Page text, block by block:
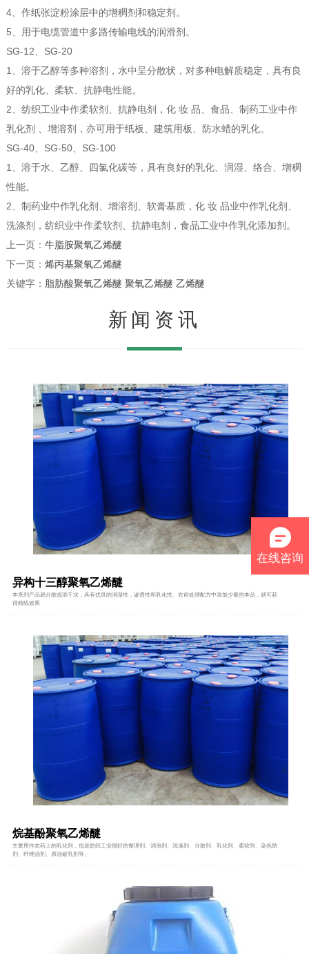
4、作纸张淀粉涂层中的增稠剂和稳定剂。
5、用于电缆管道中多路传输电线的润滑剂。
SG-12、SG-20
1、溶于乙醇等多种溶剂，水中呈分散状，对多种电解质稳定，具有良
好的乳化、柔软、抗静电性能。
2、纺织工业中作柔软剂、抗静电剂，化 妆 品、食品、制药工业中作
乳化剂 、增溶剂，亦可用于纸板、建筑用板、防水蜡的乳化。
SG-40、SG-50、SG-100
1、溶于水、乙醇、四氯化碳等，具有良好的乳化、润湿、络合、增稠
性能。
2、制药业中作乳化剂、增溶剂、软膏基质，化 妆 品业中作乳化剂、
洗涤剂，纺织业中作柔软剂、抗静电剂，食品工业中作乳化添加剂。
上一页： 牛脂胺聚氧乙烯醚
下一页： 烯丙基聚氧乙烯醚
关键字： 脂肪酸聚氧乙烯醚 聚氧乙烯醚 乙烯醚
新闻资讯
异构十三醇聚氧乙烯醚
本系列产品易分散或溶于水，具有优良的润湿性，渗透性和乳化性。在前处理配方中添加少量的本品，就可获
得精练效果
烷基酚聚氧乙烯醚
主要用作农药上的乳化剂，也是纺织工业很好的整理剂、消泡剂、洗涤剂、分散剂、乳化剂、柔软剂、染色助
剂、纤维油剂、原油破乳剂等。
在线咨询